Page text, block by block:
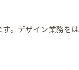
。デザイン業務を